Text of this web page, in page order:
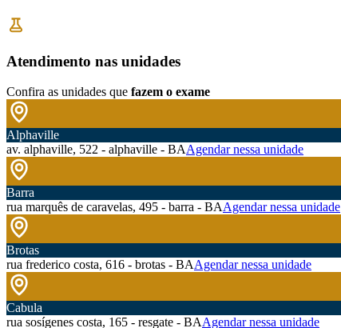
Atendimento nas unidades
Confira as unidades que fazem o exame
Alphaville
av. alphaville, 522 - alphaville - BAAgendar nessa unidade
Barra
rua marquês de caravelas, 495 - barra - BAAgendar nessa unidade
Brotas
rua frederico costa, 616 - brotas - BAAgendar nessa unidade
Cabula
rua sosígenes costa, 165 - resgate - BAAgendar nessa unidade